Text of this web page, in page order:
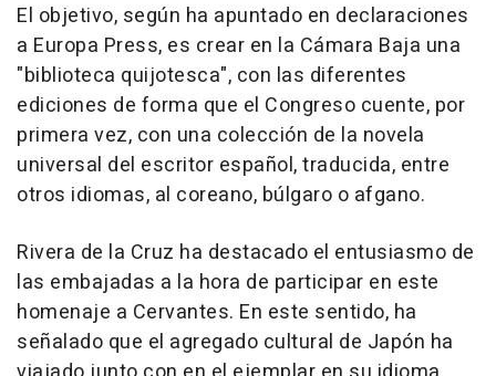
El objetivo, según ha apuntado en declaraciones
a Europa Press, es crear en la Cámara Baja una
"biblioteca quijotesca", con las diferentes
ediciones de forma que el Congreso cuente, por
primera vez, con una colección de la novela
universal del escritor español, traducida, entre
otros idiomas, al coreano, búlgaro o afgano.
Rivera de la Cruz ha destacado el entusiasmo de
las embajadas a la hora de participar en este
homenaje a Cervantes. En este sentido, ha
señalado que el agregado cultural de Japón ha